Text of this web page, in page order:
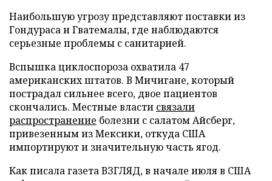
Наибольшую угрозу представляют поставки из
Гондураса и Гватемалы, где наблюдаются
серьезные проблемы с санитарией.
Вспышка циклоспороза охватила 47
американских штатов. В Мичигане, который
пострадал сильнее всего, двое пациентов
скончались. Местные власти связали
распространение болезни с салатом Айсберг,
привезенным из Мексики, откуда США
импортируют и значительную часть ягод.
Как писала газета ВЗГЛЯД, в начале июля в США